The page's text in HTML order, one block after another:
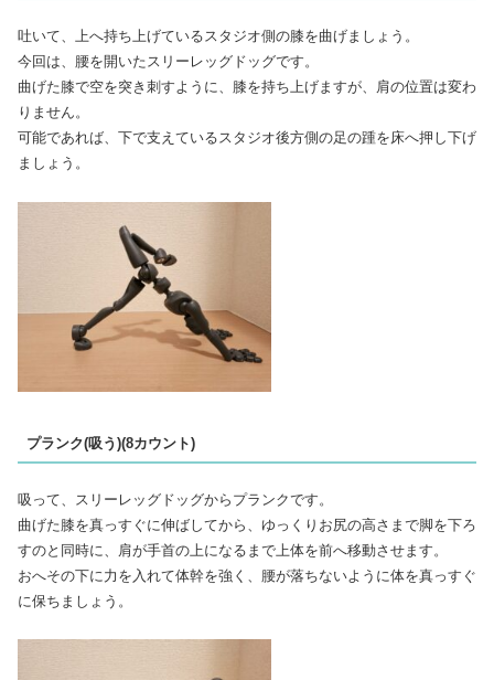
吐いて、上へ持ち上げているスタジオ側の膝を曲げましょう。
今回は、腰を開いたスリーレッグドッグです。
曲げた膝で空を突き刺すように、膝を持ち上げますが、肩の位置は変わ
りません。
可能であれば、下で支えているスタジオ後方側の足の踵を床へ押し下げ
ましょう。
プランク(吸う)(8カウント)
吸って、スリーレッグドッグからプランクです。
曲げた膝を真っすぐに伸ばしてから、ゆっくりお尻の高さまで脚を下ろ
すのと同時に、肩が手首の上になるまで上体を前へ移動させます。
おへその下に力を入れて体幹を強く、腰が落ちないように体を真っすぐ
に保ちましょう。